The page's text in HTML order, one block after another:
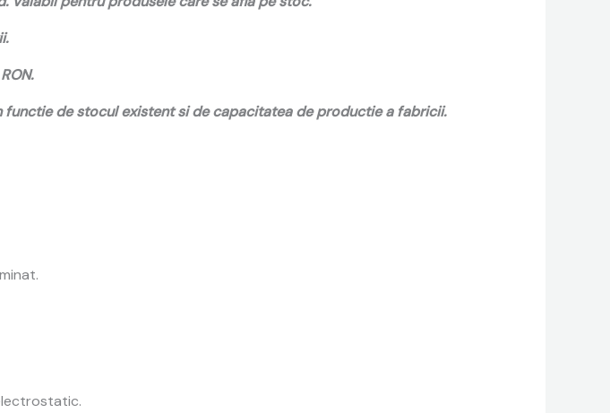
functie de stocul existent si de capacitatea de productie a fabricii.